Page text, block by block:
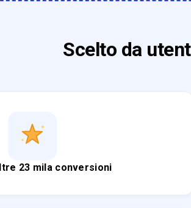
Scelto da
23 mila conversioni